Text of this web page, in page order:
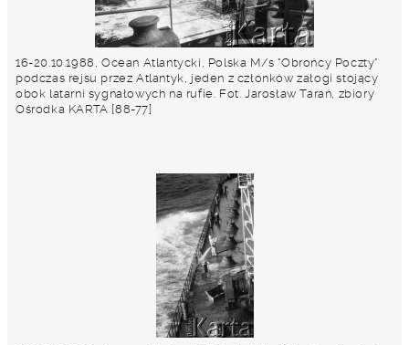
16-20.10.1988, Ocean Atlantycki, Polska M/s "Obrońcy Poczty"
podczas rejsu przez Atlantyk, jeden z członków załogi stojący
obok latarni sygnałowych na rufie. Fot. Jarosław Tarań, zbiory
Ośrodka KARTA [88-77]